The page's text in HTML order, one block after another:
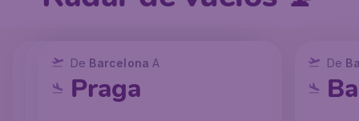
De Barcelona A
París
De Barcelona A
Londres
De Barcelona A
Praga
De